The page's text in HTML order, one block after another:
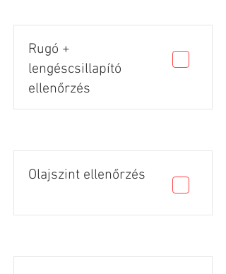
Rugó +
lengéscsillapító
ellenőrzés
Olajszint ellenőrzés